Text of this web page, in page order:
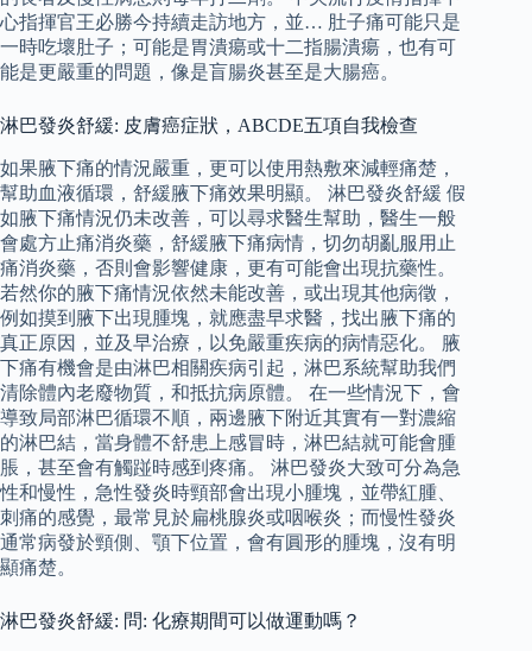
心指揮官王必勝今持續走訪地方，並… 肚子痛可能只是
一時吃壞肚子；可能是胃潰瘍或十二指腸潰瘍，也有可
能是更嚴重的問題，像是盲腸炎甚至是大腸癌。
淋巴發炎舒緩: 皮膚癌症狀，ABCDE五項自我檢查
如果腋下痛的情況嚴重，更可以使用熱敷來減輕痛楚，
幫助血液循環，舒緩腋下痛效果明顯。 淋巴發炎舒緩 假
如腋下痛情況仍未改善，可以尋求醫生幫助，醫生一般
會處方止痛消炎藥，舒緩腋下痛病情，切勿胡亂服用止
痛消炎藥，否則會影響健康，更有可能會出現抗藥性。
若然你的腋下痛情況依然未能改善，或出現其他病徵，
例如摸到腋下出現腫塊，就應盡早求醫，找出腋下痛的
真正原因，並及早治療，以免嚴重疾病的病情惡化。 腋
下痛有機會是由淋巴相關疾病引起，淋巴系統幫助我們
清除體內老廢物質，和抵抗病原體。 在一些情況下，會
導致局部淋巴循環不順，兩邊腋下附近其實有一對濃縮
的淋巴結，當身體不舒患上感冒時，淋巴結就可能會腫
脹，甚至會有觸踫時感到疼痛。 淋巴發炎大致可分為急
性和慢性，急性發炎時頸部會出現小腫塊，並帶紅腫、
刺痛的感覺，最常見於扁桃腺炎或咽喉炎；而慢性發炎
通常病發於頸側、顎下位置，會有圓形的腫塊，沒有明
顯痛楚。
淋巴發炎舒緩: 問: 化療期間可以做運動嗎？